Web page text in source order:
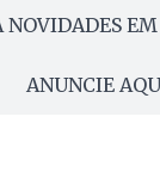
NOVIDADES
ANUNCIE